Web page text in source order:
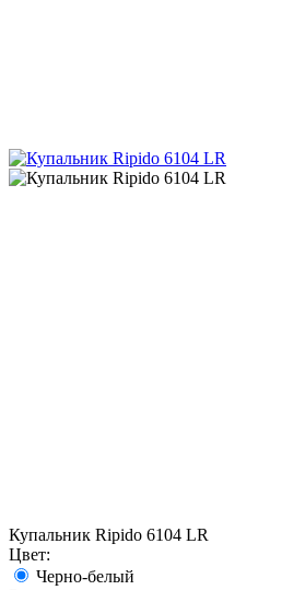
Купальник Ripido 6104 LR
Цвет:
Черно-белый